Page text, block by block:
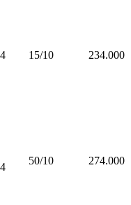
15/10 234.000
50/10 274.000